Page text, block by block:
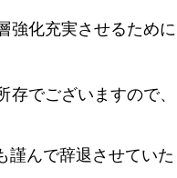
強化充実させるために
でございますので、
謹んで辞退させていた